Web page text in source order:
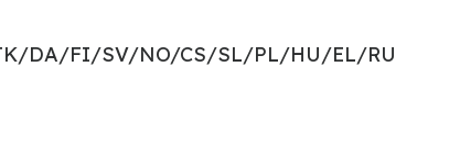
DA/FI/SV/NO/CS/SL/PL/HU/EL/RU